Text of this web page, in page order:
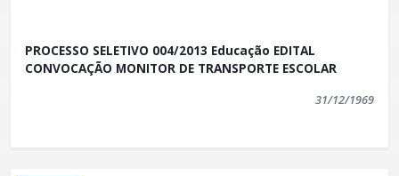
PROCESSO SELETIVO 004/2013 Educação EDITAL
CONVOCAÇÃO MONITOR DE TRANSPORTE ESCOLAR
31/12/1969